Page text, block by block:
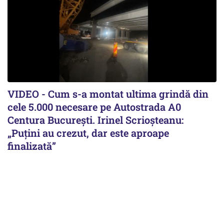
VIDEO - Cum s-a montat ultima grindă din
cele 5.000 necesare pe Autostrada A0
Centura București. Irinel Scrioșteanu:
„Puțini au crezut, dar este aproape
finalizată”